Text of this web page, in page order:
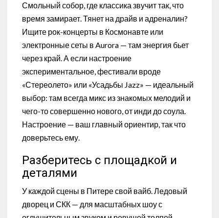
Смольный собор, где классика звучит так, что
время замирает. Тянет на драйв и адреналин?
Ищите рок-концерты в Космонавте или
электронные сеты в Aurora — там энергия бьет
через край. А если настроение
экспериментальное, фестивали вроде
«Стереолето» или «Усадьбы Jazz» — идеальный
выбор: там всегда микс из знакомых мелодий и
чего-то совершенно нового, от инди до соула.
Настроение — ваш главный ориентир, так что
доверьтесь ему.
Разберитесь с площадкой и
деталями
У каждой сцены в Питере свой вайб. Ледовый
дворец и СКК — для масштабных шоу с